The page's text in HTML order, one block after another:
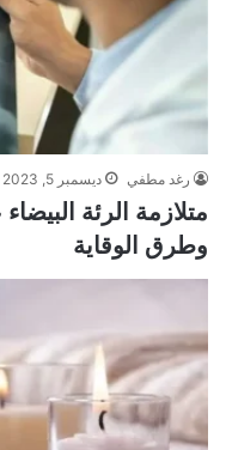
رغد مطفي ديسمبر 5, 2023
متلازمة الرئة
وطرق الوقاية